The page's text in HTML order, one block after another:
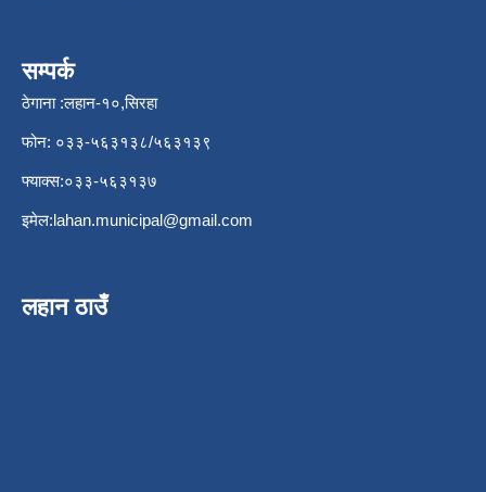
सम्पर्क
ठेगाना :लहान-१०,सिरहा
फोन: ०३३-५६३१३८/५६३१३९
फ्याक्स:०३३-५६३१३७
इमेल:lahan.municipal@gmail.com
लहान ठाउँ